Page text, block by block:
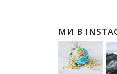
МИ В